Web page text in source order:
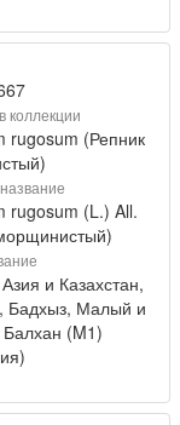
коллекции
rugosum (Репник
rugosum (L.) All.
и Казахстан,
Бадхыз, Малый и
(M1)